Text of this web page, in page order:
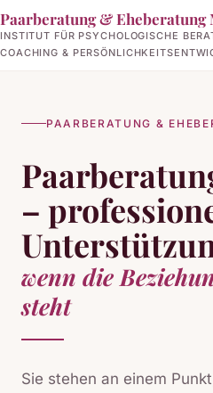
Paarberatung & Eheberatung
INSTITUT FÜR PSYCHOLOGISCHE
COACHING &
PAARBERATUNG &
–
wenn die
steht
Sie stehen an einem